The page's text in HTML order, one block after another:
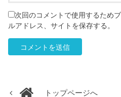
次回のコメントで使用するため
ルアドレス、サイトを保存する。
トップページへ